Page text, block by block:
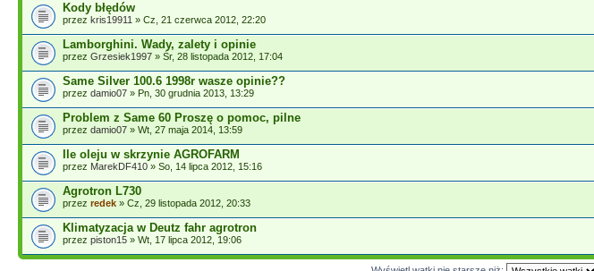
Kody błędów
przez kris19911 » Cz, 21 czerwca 2012, 22:20
Lamborghini. Wady, zalety i opinie
przez Grzesiek1997 » Śr, 28 listopada 2012, 17:04
Same Silver 100.6 1998r wasze opinie??
przez damio07 » Pn, 30 grudnia 2013, 13:29
Problem z Same 60 Proszę o pomoc, pilne
przez damio07 » Wt, 27 maja 2014, 13:59
Ile oleju w skrzynie AGROFARM
przez MarekDF410 » So, 14 lipca 2012, 15:16
Agrotron L730
przez redek » Cz, 29 listopada 2012, 20:33
Klimatyzacja w Deutz fahr agrotron
przez piston15 » Wt, 17 lipca 2012, 19:06